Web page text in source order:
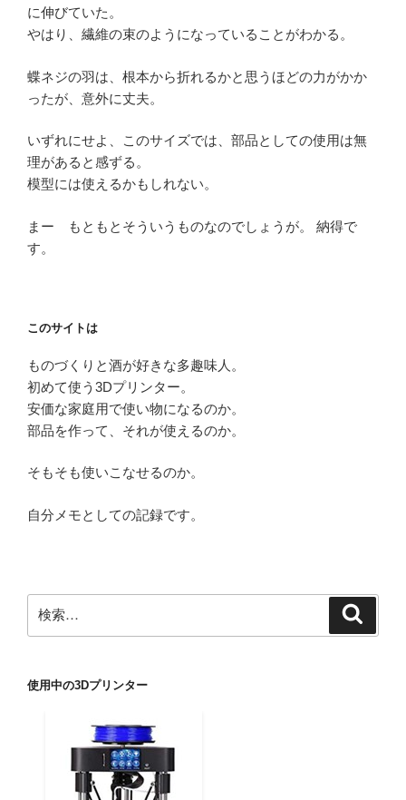
に伸びていた。
やはり、繊維の束のようになっていることがわかる。
蝶ネジの羽は、根本から折れるかと思うほどの力がかか
ったが、意外に丈夫。
いずれにせよ、このサイズでは、部品としての使用は無
理があると感ずる。
模型には使えるかもしれない。
まー もともとそういうものなのでしょうが。 納得で
す。
このサイトは
ものづくりと酒が好きな多趣味人。
初めて使う3Dプリンター。
安価な家庭用で使い物になるのか。
部品を作って、それが使えるのか。
そもそも使いこなせるのか。
自分メモとしての記録です。
索:
使用中の3Dプリンター